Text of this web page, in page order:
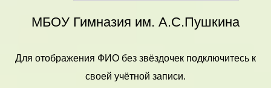
МБОУ Гимназия им. А.С.Пушкина
Для отображения ФИО без звёздочек подключитесь к
своей учётной записи.